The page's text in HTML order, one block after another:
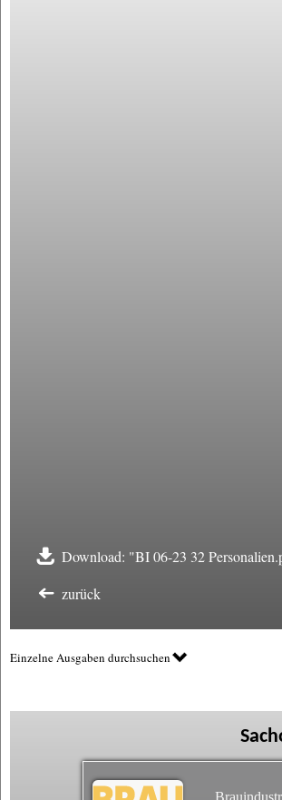
Download: "BI 06-23 32
zurück
Einzelne Ausgaben durchsuchen